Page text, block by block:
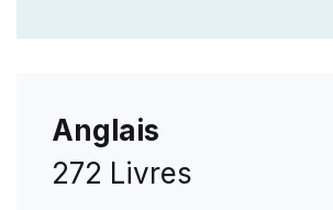
Anglais
272 Livres